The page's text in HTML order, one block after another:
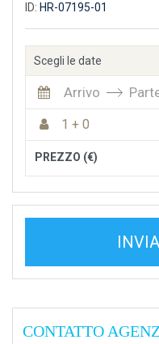
ID: HR-07195-01
Scegli le date
Arrivo
1 + 0
PREZZO (€)
CONTATTO